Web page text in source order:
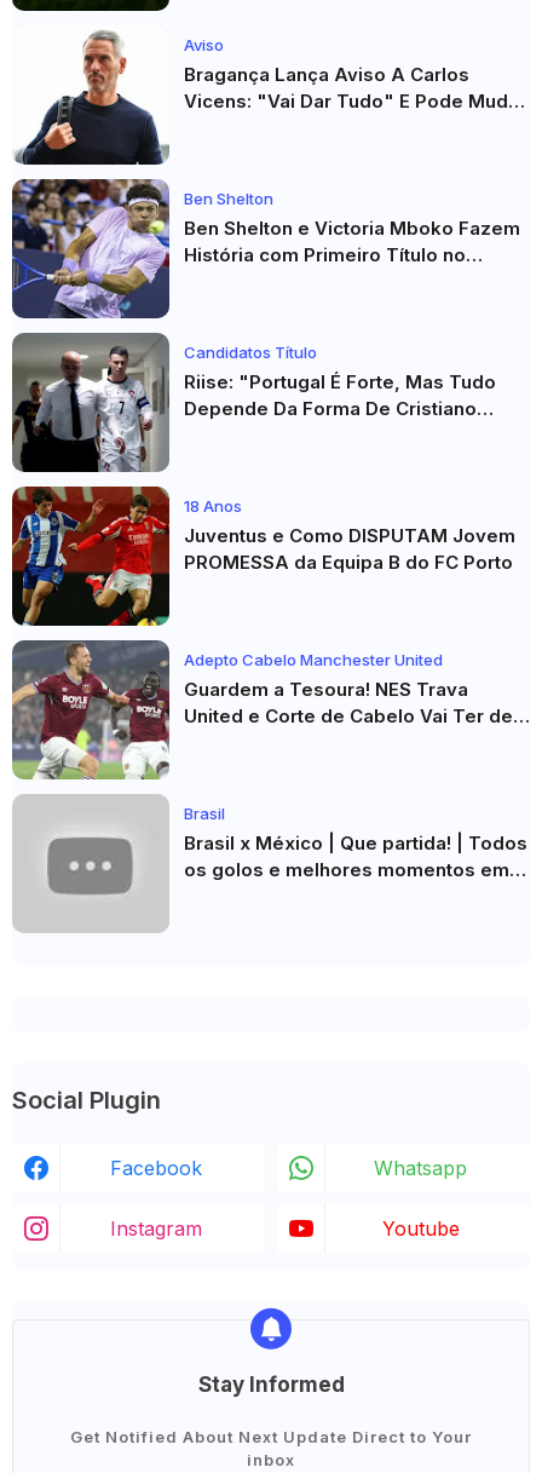
Aviso
Bragança Lança Aviso A Carlos
Vicens: "Vai Dar Tudo" E Pode Mudar
Ben Shelton
Ben Shelton e Victoria Mboko Fazem
História com Primeiro Título no
Candidatos Título
Riise: "Portugal É Forte, Mas Tudo
Depende Da Forma De Cristiano
18 Anos
Juventus e Como DISPUTAM Jovem
PROMESSA da Equipa B do FC Porto
Adepto Cabelo Manchester United
Guardem a Tesoura! NES Trava
United e Corte de Cabelo Vai Ter de
Brasil
Brasil x México | Que partida! | Todos
os golos e melhores momentos em
Social Plugin
Facebook Whatsapp
Instagram Youtube
Stay Informed
Get Notified About Next Update Direct to Your
inbox